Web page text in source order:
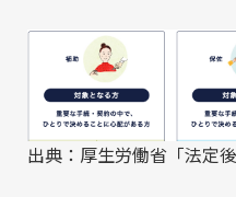
出典：厚生労働省「法定